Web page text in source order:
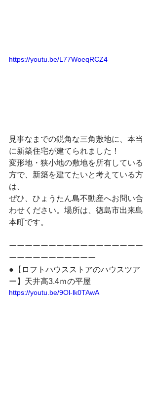
https://youtu.be/L77WoeqRCZ4
見事なまでの鋭角な三角敷地に、本当
に新築住宅が建てられました！
変形地・狭小地の敷地を所有している
方で、新築を建てたいと考えている方
は、
ぜひ、ひょうたん島不動産へお問い合
わせください。場所は、徳島市出来島
本町です。
ーーーーーーーーーーーーーーーーー
ーーーーーーーーーーー
●【ロフトハウスストアのハウスツア
ー】天井高3.4ｍの平屋
https://youtu.be/9Ol-lk0TAwA